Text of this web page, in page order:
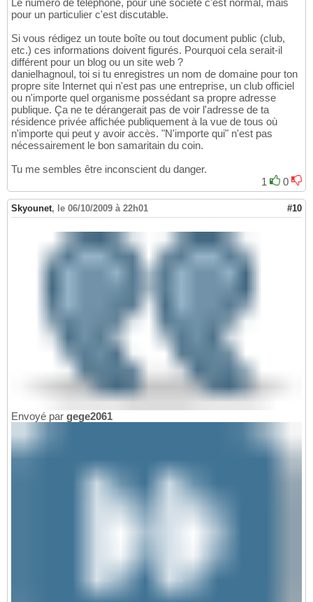
Le numéro de téléphone, pour une société c'est normal, mais
pour un particulier c'est discutable.
Si vous rédigez un toute boîte ou tout document public (club,
etc.) ces informations doivent figurés. Pourquoi cela serait-il
différent pour un blog ou un site web ?
danielhagnoul, toi si tu enregistres un nom de domaine pour ton
propre site Internet qui n'est pas une entreprise, un club officiel
ou n'importe quel organisme possédant sa propre adresse
publique. Ça ne te dérangerait pas de voir l'adresse de ta
résidence privée affichée publiquement à la vue de tous où
n'importe qui peut y avoir accès. "N'importe qui" n'est pas
nécessairement le bon samaritain du coin.
Tu me sembles être inconscient du danger.
1
0
Skyounet, le 06/10/2009 à 22h01 #10
Envoyé par gege2061